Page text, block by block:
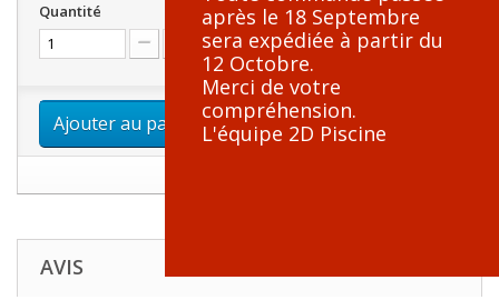
Quantité
Ajouter au panier
AVIS
après le 18 Septembre
sera expédiée à partir du
12 Octobre.
Merci de votre
compréhension.
L'équipe 2D Piscine